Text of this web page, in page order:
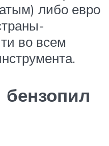
либо евро
во всем